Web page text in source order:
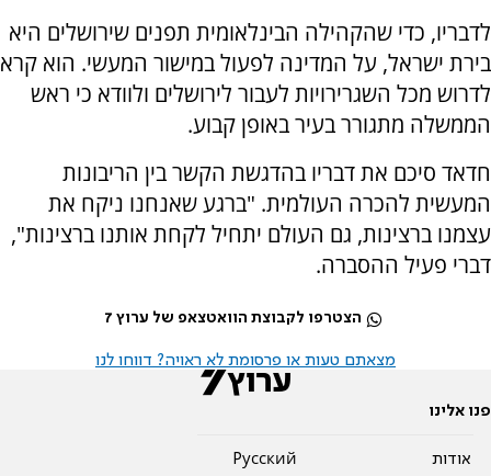
לדבריו, כדי שהקהילה הבינלאומית תפנים שירושלים היא
בירת ישראל, על המדינה לפעול במישור המעשי. הוא קרא
לדרוש מכל השגרירויות לעבור לירושלים ולוודא כי ראש
הממשלה מתגורר בעיר באופן קבוע.
חדאד סיכם את דבריו בהדגשת הקשר בין הריבונות
המעשית להכרה העולמית. "ברגע שאנחנו ניקח את
עצמנו ברצינות, גם העולם יתחיל לקחת אותנו ברצינות",
דברי פעיל ההסברה.
הצטרפו לקבוצת הוואטצאפ של ערוץ 7
מצאתם טעות או פרסומת לא ראויה? דווחו לנו
פנו אלינו
אודות
Pусский